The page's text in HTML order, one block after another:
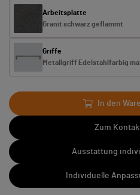
Arbeitsplatte
Granit schwarz geflammt
Griffe
Metallgriff Edelstahlfarbig
In den
Zum
Ausstattung
Individuelle